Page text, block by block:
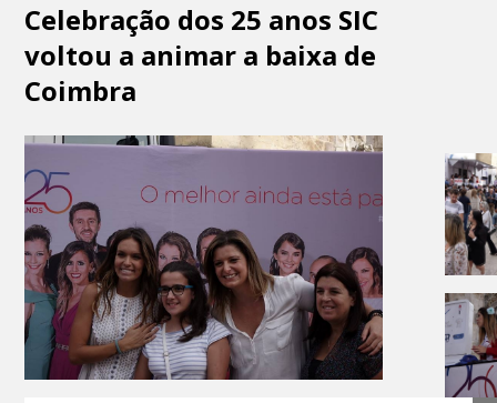
Celebração dos 25 anos SIC
voltou a animar a baixa de
Coimbra